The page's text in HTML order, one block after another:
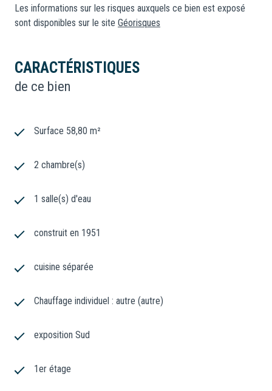
Les informations sur les risques auxquels ce bien est exposé
sont disponibles sur le site Géorisques
CARACTÉRISTIQUES
de ce bien
Surface 58,80 m²
2 chambre(s)
1 salle(s) d'eau
construit en 1951
cuisine séparée
Chauffage individuel : autre (autre)
exposition Sud
1er étage